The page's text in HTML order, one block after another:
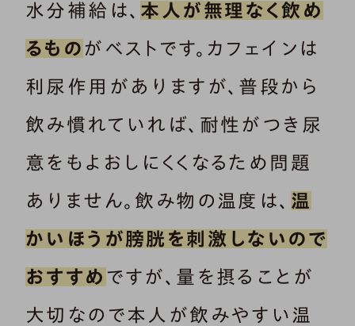
水分補給は、 本人が無理なく飲め
るもの がベストです。カフェインは
利尿作用がありますが、普段から
飲み慣れていれば、耐性がつき尿
意をもよおしにくくなるため問題
ありません。飲み物の温度は、 温
かいほうが膀胱を刺激しないので
おすすめ ですが、量を摂ることが
大切なので本人が飲みやすい温